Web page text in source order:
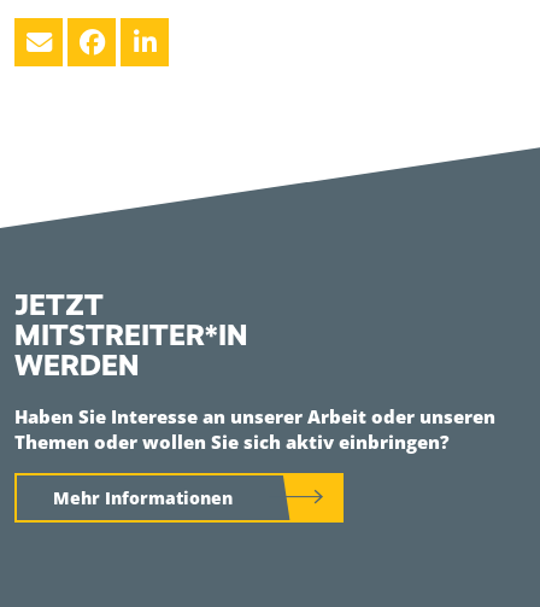
JETZT
MITSTREITER*IN
WERDEN
Haben Sie Interesse an unserer Arbeit oder unseren
Themen oder wollen Sie sich aktiv einbringen?
Mehr Informationen